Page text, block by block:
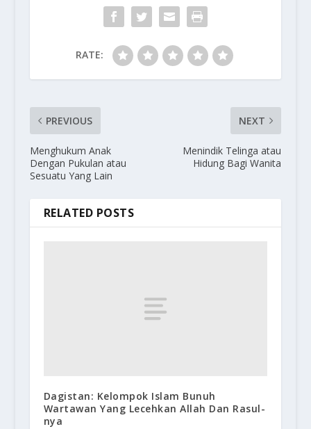
RATE:
PREVIOUS
Menghukum Anak
Dengan Pukulan atau
Sesuatu Yang Lain
NEXT
Menindik Telinga atau
Hidung Bagi Wanita
RELATED POSTS
Dagistan: Kelompok Islam Bunuh
Wartawan Yang Lecehkan Allah Dan Rasul-
nya